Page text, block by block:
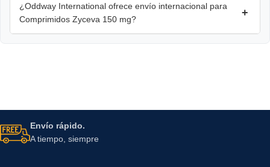
¿Oddway International ofrece envío internacional para
Comprimidos Zyceva 150 mg?
+
Envío rápido.
A tiempo, siempre